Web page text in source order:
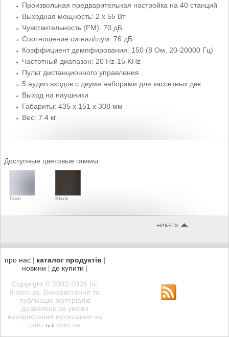
Произвольная предварительная настройка на 40 станций
Выходная мощность: 2 х 55 Вт
Чувствительность (FM): 70 дБ
Соотношение сигнал/шум: 76 дБ
Коэффициент демпфирования: 150 (8 Ом, 20-20000 Гц)
Частотный диапазон: 20 Hz-15 KHz
Пульт дистанционного управления
5 аудио входов с двумя наборами для кассетных дек
Выход на наушники
Габариты: 435 х 151 х 308 мм
Вес: 7.4 кг
Доступные цветовые гаммы:
Titan Black
про нас| каталог продуктів
новини де купити
Copyright © 2002-2026 hi-
fi.com.ua. Використання та
публікація матеріалів
дозволено за умови
використання посилання на
сайт hi-fi .com.ua